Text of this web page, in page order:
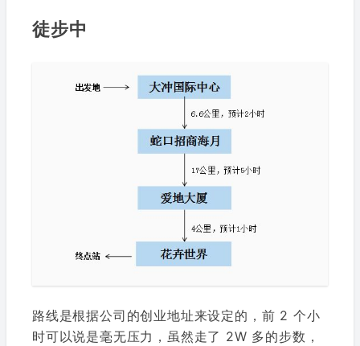
徒步中
路线是根据公司的创业地址来设定的，前 2 个小
时可以说是毫无压力，虽然走了 2W 多的步数，